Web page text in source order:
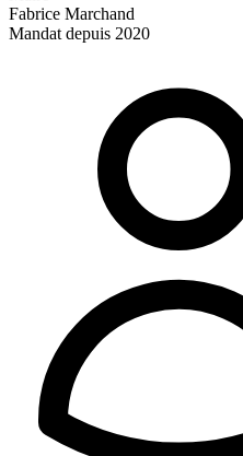
Fabrice Marchand
Mandat depuis 2020